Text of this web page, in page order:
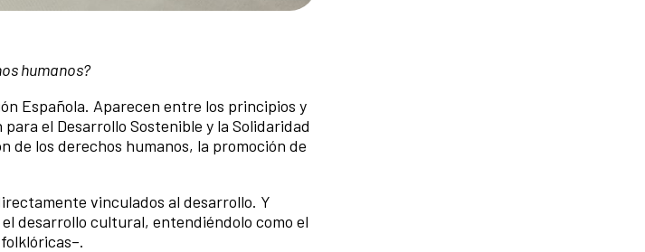
humanos?
Española. Aparecen entre los principios y
el Desarrollo Sostenible y la Solidaridad
de los derechos humanos, la promoción de
vinculados al desarrollo. Y
desarrollo cultural, entendiéndolo como el